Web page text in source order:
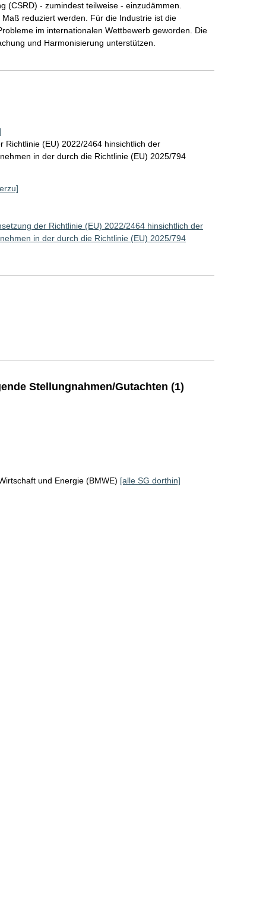
(CSRD) - zumindest teilweise - einzudämmen.
reduziert werden. Für die Industrie ist die
im internationalen Wettbewerb geworden. Die
und Harmonisierung unterstützen.
Richtlinie (EU) 2022/2464 hinsichtlich der
in der durch die Richtlinie (EU) 2025/794
der Richtlinie (EU) 2022/2464 hinsichtlich der
in der durch die Richtlinie (EU) 2025/794
Stellungnahmen/Gutachten (1)
und Energie (BMWE) [alle SG dorthin]